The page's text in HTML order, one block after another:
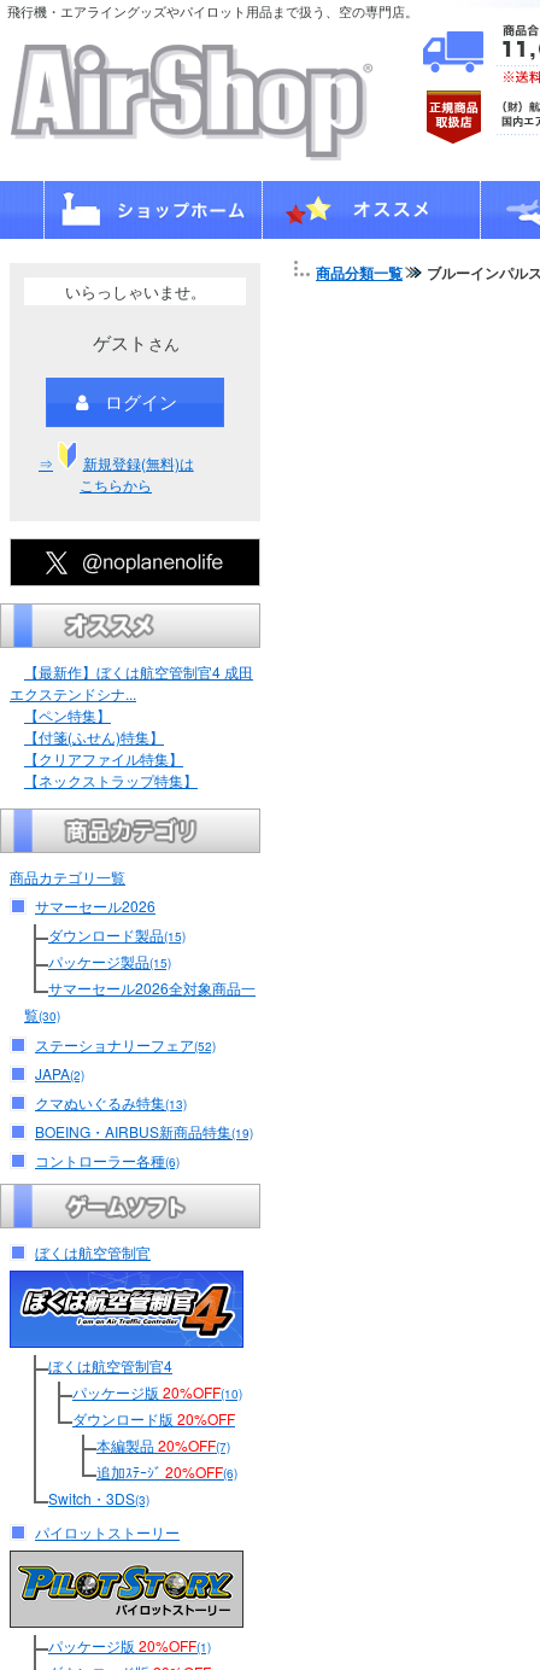
飛行機・エアライングッズやパイロット用品まで扱う、空の専門店。
いらっしゃいませ。
ゲスト さん
ログイン
⇒
新規登録(無料)は
こちらから
【最新作】ぼくは航空管制官4 成田
エクステンドシナ...
【ペン特集】
【付箋(ふせん)特集】
【クリアファイル特集】
【ネックストラップ特集】
商品カテゴリ一覧
サマーセール2026
ダウンロード製品(15)
パッケージ製品(15)
サマーセール2026全対象商品一
覧(30)
ステーショナリーフェア(52)
JAPA(2)
クマぬいぐるみ特集(13)
BOEING・AIRBUS新商品特集(19)
コントローラー各種(6)
ぼくは航空管制官
ぼくは航空管制官4
パッケージ版 20%OFF(10)
ダウンロード版 20%OFF
本編製品20%OFF(7)
追加ｽﾃｰｼﾞ 20%OFF(6)
Switch・3DS(3)
パイロットストーリー
パッケージ版 20%OFF(1)
商品分類一覧 ブルーインパル